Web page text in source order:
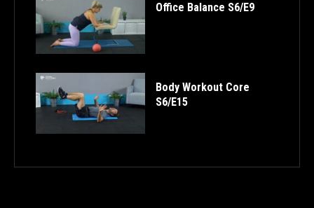
Office Balance S6/E9
Body Workout Core
S6/E15